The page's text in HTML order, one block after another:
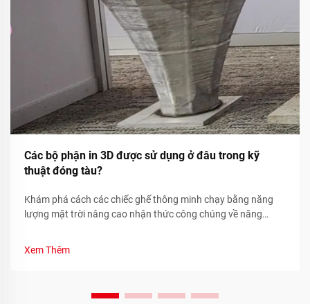
Các bộ phận in 3D được sử dụng ở đâu trong kỹ
thuật đóng tàu?
Khám phá cách các chiếc ghế thông minh chạy bằng năng
lượng mặt trời nâng cao nhận thức công chúng về năng
Xem Thêm